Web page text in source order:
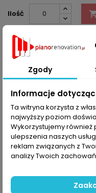
Ilość

Udostępnij
OPIS SZCZEGÓŁY
Rama mechanizmu S&S
wyzwolenia z czerwoną
Przy zakupie proszę
KOMENTARZE (0)
Na razie
Zgody
Informacje
Ta witryna korzysta z
najwyższy poziom
Wykorzystujemy również
ulepszenia naszych
reklam związanych z
analizy Twoich